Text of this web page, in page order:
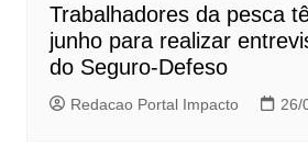
Trabalhadores da pesca
junho para realizar
do Seguro-Defeso
Redacao Portal Impacto 26/